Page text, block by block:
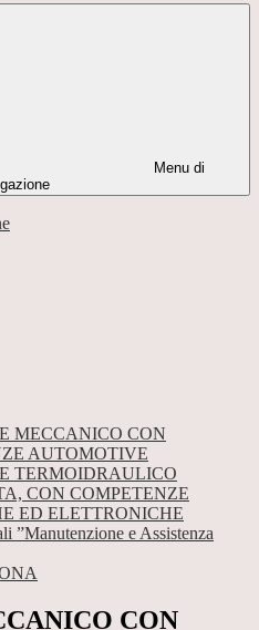
Menu di
MECCANICO CON
AUTOMOTIVE
TERMOIDRAULICO
CON COMPETENZE
ED ELETTRONICHE
”Manutenzione e Assistenza
CON